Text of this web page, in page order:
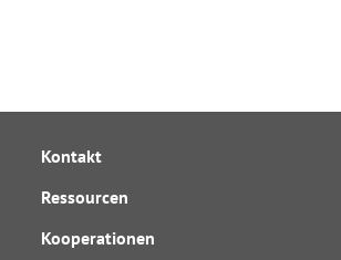
Kontakt
Ressourcen
Kooperationen